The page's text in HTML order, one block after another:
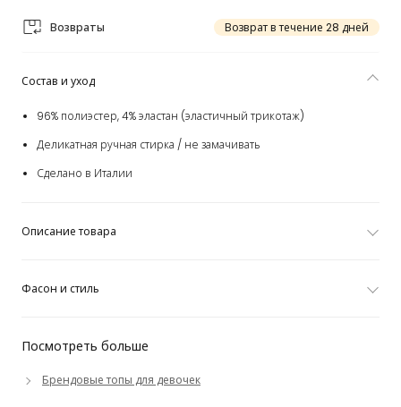
Возвраты Возврат в течение 28 дней
Посмотреть больше
Брендовые топы для девочек
Состав и уход
96% полиэстер, 4% эластан (эластичный трикотаж)
Деликатная ручная стирка / не замачивать
Сделано в Италии
Описание товара
Фасон и стиль